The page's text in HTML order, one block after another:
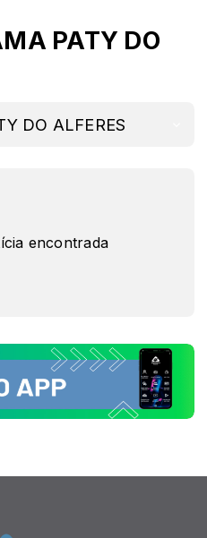
PATY DO
DO ALFERES
encontrada